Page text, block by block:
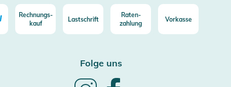
Rechnungs-
kauf
Lastschrift
Raten-
zahlung
Vorkasse
Folge uns
Follow